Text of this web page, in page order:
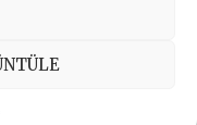
Hakları Saklıdır.